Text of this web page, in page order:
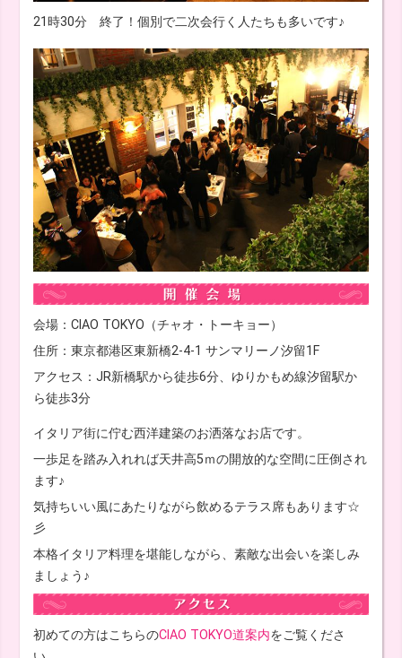
21時30分 終了！個別で二次会行く人たちも多いです♪
会場：CIAO TOKYO（チャオ・トーキョー）
住所：東京都港区東新橋2-4-1 サンマリーノ汐留1F
アクセス：JR新橋駅から徒歩6分、ゆりかもめ線汐留駅か
ら徒歩3分
イタリア街に佇む西洋建築のお洒落なお店です。
一歩足を踏み入れれば天井高5ｍの開放的な空間に圧倒され
ます♪
気持ちいい風にあたりながら飲めるテラス席もあります☆
彡
本格イタリア料理を堪能しながら、素敵な出会いを楽しみ
ましょう♪
初めての方はこちらのCIAO TOKYO道案内をご覧くださ